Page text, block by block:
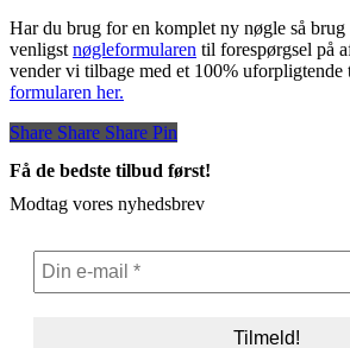
Har du brug for en komplet ny nøgle så brug
venligst nøgleformularen til forespørgsel på
vender vi tilbage med et 100% uforpligtende
formularen her.
Share
Share Share Share Pin
Få de bedste tilbud først!
Modtag vores nyhedsbrev